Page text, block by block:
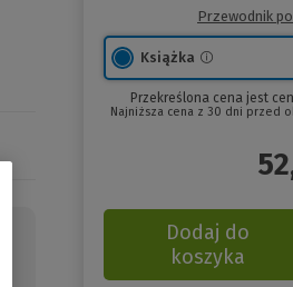
Przewodnik
Książka
Przekreślona cena jest
Najniższa cena z 30 dni przed
Dodaj do
koszyka